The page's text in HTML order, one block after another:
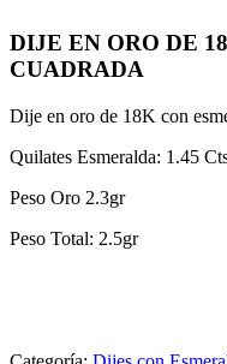
DIJE EN ORO DE
CUADRADA
Dije en oro de 18K con
Quilates Esmeralda: 1.45
Peso Oro 2.3gr
Peso Total: 2.5gr